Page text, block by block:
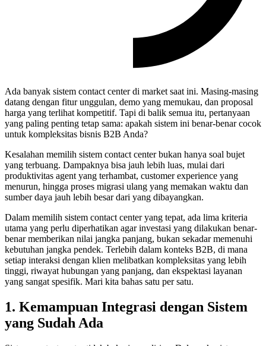
Ada banyak sistem contact center di market saat ini. Masing-masing
datang dengan fitur unggulan, demo yang memukau, dan proposal
harga yang terlihat kompetitif. Tapi di balik semua itu, pertanyaan
yang paling penting tetap sama: apakah sistem ini benar-benar cocok
untuk kompleksitas bisnis B2B Anda?
Kesalahan memilih sistem contact center bukan hanya soal bujet
yang terbuang. Dampaknya bisa jauh lebih luas, mulai dari
produktivitas agent yang terhambat, customer experience yang
menurun, hingga proses migrasi ulang yang memakan waktu dan
sumber daya jauh lebih besar dari yang dibayangkan.
Dalam memilih sistem contact center yang tepat, ada lima kriteria
utama yang perlu diperhatikan agar investasi yang dilakukan benar-
benar memberikan nilai jangka panjang, bukan sekadar memenuhi
kebutuhan jangka pendek. Terlebih dalam konteks B2B, di mana
setiap interaksi dengan klien melibatkan kompleksitas yang lebih
tinggi, riwayat hubungan yang panjang, dan ekspektasi layanan
yang sangat spesifik. Mari kita bahas satu per satu.
1. Kemampuan Integrasi dengan Sistem
yang Sudah Ada